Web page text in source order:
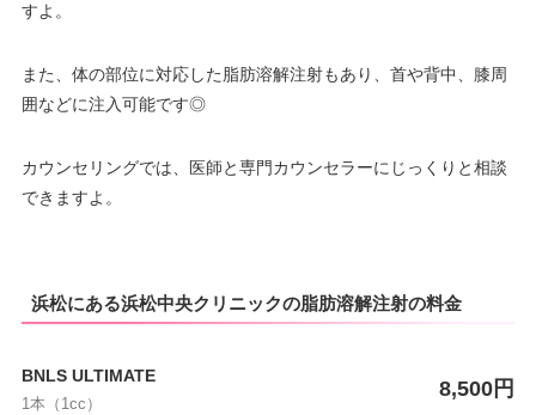
すよ。
また、体の部位に対応した脂肪溶解注射もあり、首や背中、膝周
囲などに注入可能です◎
カウンセリングでは、医師と専門カウンセラーにじっくりと相談
できますよ。
浜松にある浜松中央クリニックの脂肪溶解注射の料金
BNLS ULTIMATE
1本（1cc）
8,500円